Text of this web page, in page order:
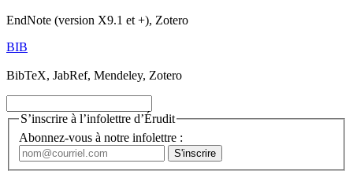
EndNote (version X9.1 et +), Zotero
BIB
BibTeX, JabRef, Mendeley, Zotero
S’inscrire à l’infolettre d’Érudit
Abonnez-vous à notre infolettre :